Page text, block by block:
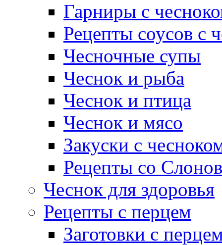
Гарниры с
Рецепты соусов с
Чесночные супы
Чеснок и рыба
Чеснок и птица
Чеснок и мясо
Закуски с
Рецепты со
Чеснок для здоровья
Рецепты с перцем
Заготовки с